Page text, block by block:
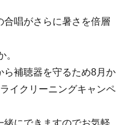
唱がさらに暑さを倍層
。
ら補聴器を守るため8月か
イクリーニングキャンペ
緒にできますのでお気軽